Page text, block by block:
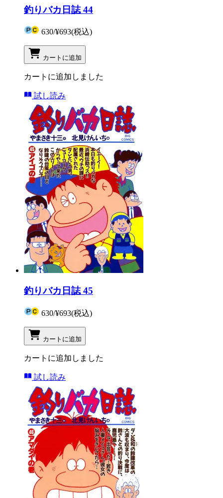
釣りバカ日誌 44
630/¥693(税込)
カートに追加
カートに追加しました
試し読み
釣りバカ日誌 45
630/¥693(税込)
カートに追加
カートに追加しました
試し読み